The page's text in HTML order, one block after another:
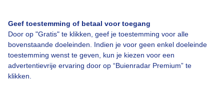
Geef toestemming of betaal voor toegang
Door op "Gratis" te klikken, geef je toestemming voor alle
bovenstaande doeleinden. Indien je voor geen enkel doeleinde
toestemming wenst te geven, kun je kiezen voor een
advertentievrije ervaring door op “Buienradar Premium” te
klikken.
Veelgestelde vragen
Contact
Toegankelijkheid
Gebruikersvoorwaarden